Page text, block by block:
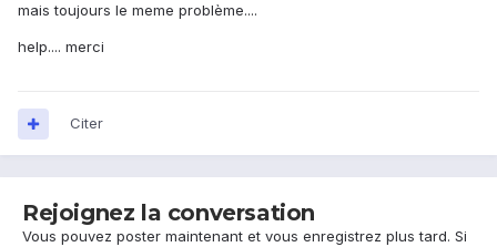
mais toujours le meme problème....
help.... merci
Citer
Rejoignez la conversation
Vous pouvez poster maintenant et vous enregistrez plus tard. Si